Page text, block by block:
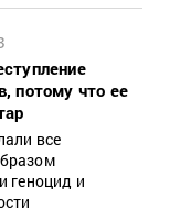
потому что ее
все
геноцид и